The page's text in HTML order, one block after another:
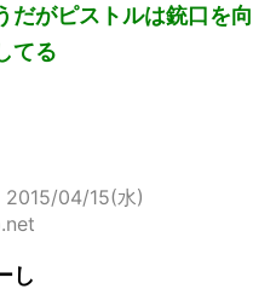
だがピストルは銃口を向
てる
2015/04/15(水)
し